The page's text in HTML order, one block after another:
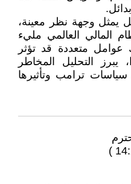
يمثل وجهة نظر معينة،
المالي العالمي مليء
عوامل متعددة قد تؤثر
التحليل المخاطر
ترامب وتأثيرها